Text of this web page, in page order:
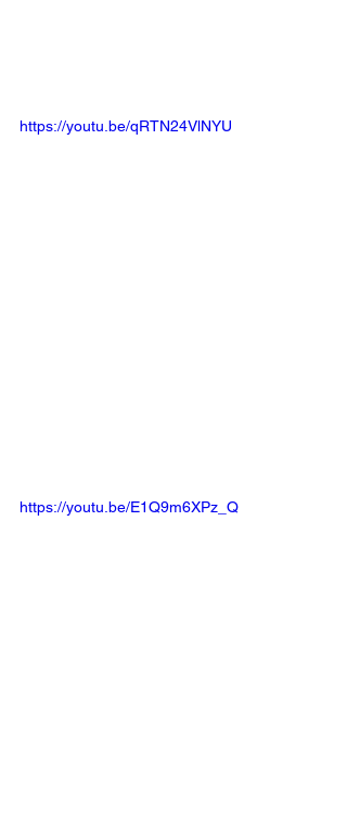
https://youtu.be/qRTN24VlNYU
https://youtu.be/E1Q9m6XPz_Q